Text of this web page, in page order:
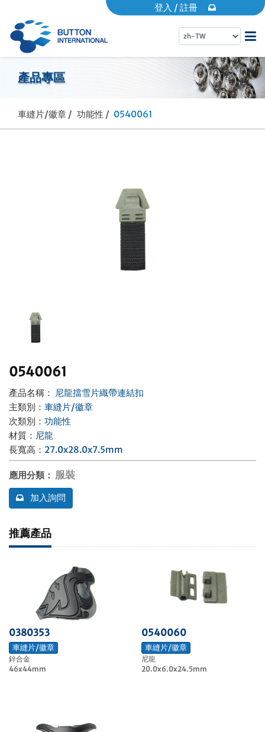
登入 / 註冊
首頁
產品專區
車縫片/徽章 / 功能性 / 0540061
0540061
產品名稱： 尼龍擋雪片織帶連結扣
主類別 ： 車縫片/徽章
次類別 ： 功能性
材質 ： 尼龍
長寬高 ： 27.0x28.0x7.5mm
應用分類 ： 服裝
加入詢問
推薦產品
0380353
車縫片/徽章
鋅合金
46x44mm
0540060
車縫片/徽章
尼龍
20.0x6.0x24.5mm